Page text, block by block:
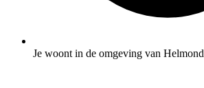
Je woont in de omgeving van Helmond